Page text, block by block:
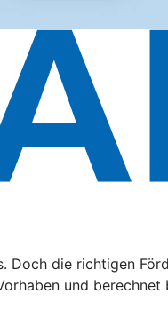
Doch die richtigen
und